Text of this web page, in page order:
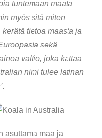
tuntemaan maata
myös sitä miten
, kerätä tietoa maasta ja
sekä
valtio, joka kattaa
nimi tulee latinan
asuttama maa ja